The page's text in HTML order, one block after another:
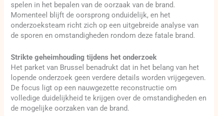
spelen in het bepalen van de oorzaak van de brand.
Momenteel blijft de oorsprong onduidelijk, en het
onderzoeksteam richt zich op een uitgebreide analyse van
de sporen en omstandigheden rondom deze fatale brand.
Strikte geheimhouding tijdens het onderzoek
Het parket van Brussel benadrukt dat in het belang van het
lopende onderzoek geen verdere details worden vrijgegeven.
De focus ligt op een nauwgezette reconstructie om
volledige duidelijkheid te krijgen over de omstandigheden en
de mogelijke oorzaken van de brand.